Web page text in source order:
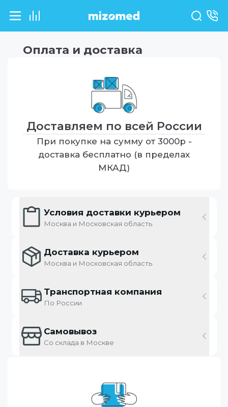
Оплата и доставка
Доставляем по всей России
При покупке на сумму от 3000р -
доставка бесплатно (в пределах
МКАД)
Условия доставки курьером
Москва и Московская область
Доставка курьером
Москва и Московская область
Транспортная компания
По России
Самовывоз
Со склада в Москве